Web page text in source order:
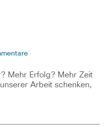
Mehr Erfolg? Mehr Zeit
Arbeit schenken,